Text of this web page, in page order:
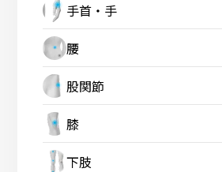
手首・手
腰
股関節
膝
下肢